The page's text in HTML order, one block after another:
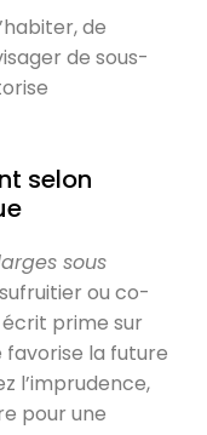
de
de sous-
selon
sous
ou co-
écrit prime sur
favorise la future
l’imprudence,
pour une